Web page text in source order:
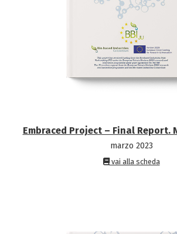
Embraced Project – Final Report.
marzo 2023
vai alla scheda